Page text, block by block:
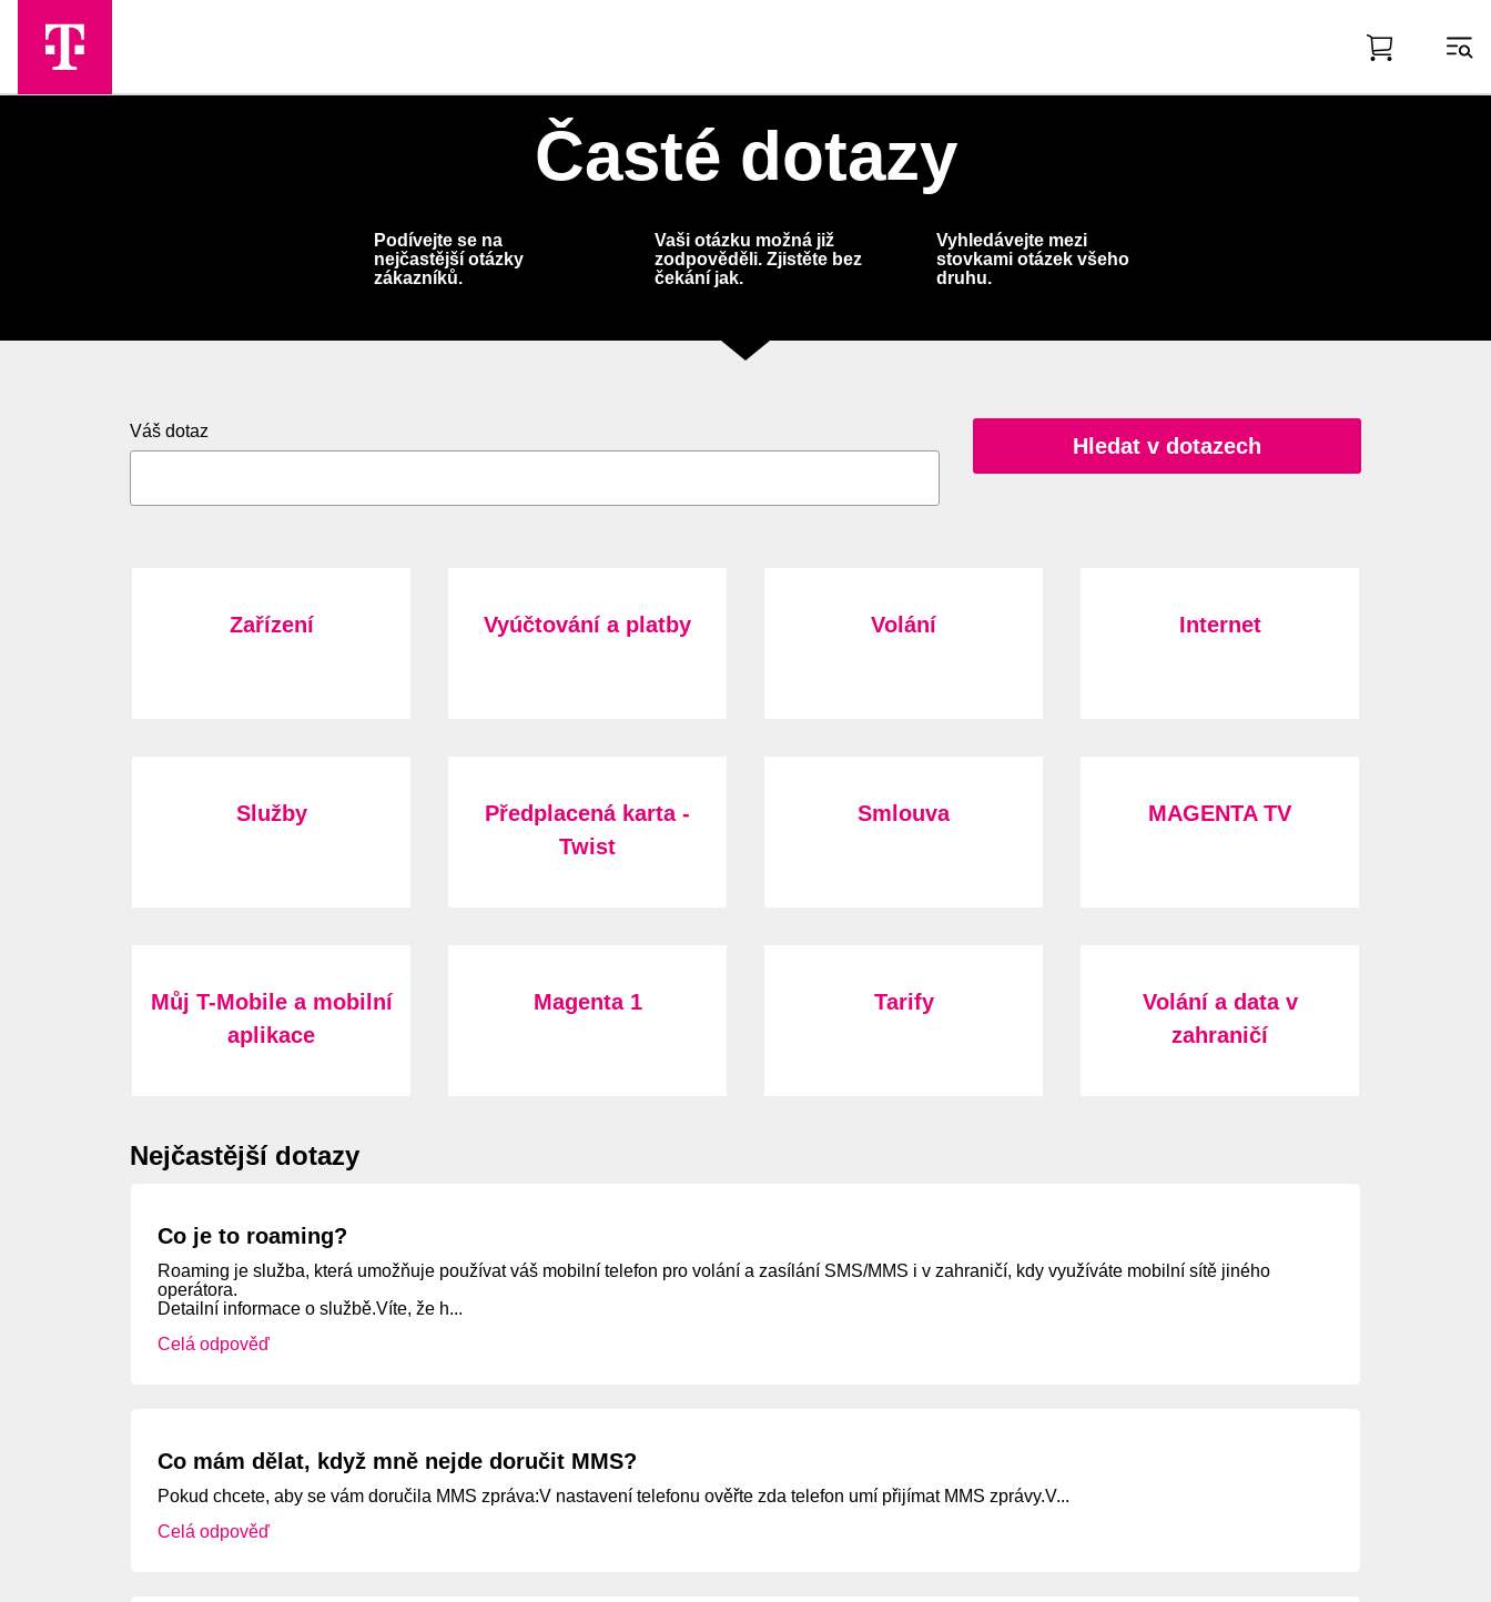
Časté dotazy
Podívejte se na
nejčastější otázky
zákazníků.
Vaši otázku možná již
zodpověděli. Zjistěte bez
čekání jak.
Vyhledávejte mezi
stovkami otázek všeho
druhu.
Váš dotaz
Hledat v dotazech
Zařízení Vyúčtování a platby Volání Internet
Služby
Předplacená karta -
Twist
Smlouva MAGENTA TV
Můj T-Mobile a mobilní
aplikace
Magenta 1 Tarify
Volání a data v
zahraničí
Nejčastější dotazy
Co je to roaming?
Roaming je služba, která umožňuje používat váš mobilní telefon pro volání a zasílání SMS/MMS i v zahraničí, kdy využíváte mobilní sítě jiného
operátora.
Detailní informace o službě.Víte, že h...
Celá odpověď
Co mám dělat, když mně nejde doručit MMS?
Pokud chcete, aby se vám doručila MMS zpráva:V nastavení telefonu ověřte zda telefon umí přijímat MMS zprávy.V...
Celá odpověď